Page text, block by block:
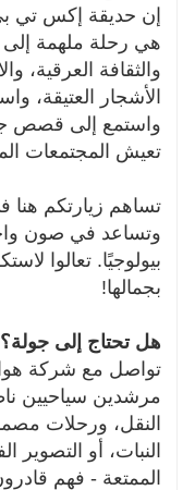
إن حديقة إكس تي
هي رحلة ملهمة إلى
والثقافة العرقية،
الأشجار العتيقة،
واستمع إلى قصص
تعيش المجتمعات
تساهم زيارتكم هنا
وتساعد في صون
بيولوجيًا. تعالوا
بجمالها!
هل تحتاج إلى جولة؟
تواصل مع شركة
مرشدين سياحيين
النقل، ورحلات
النبات، أو التصوير
الممتعة - فهم